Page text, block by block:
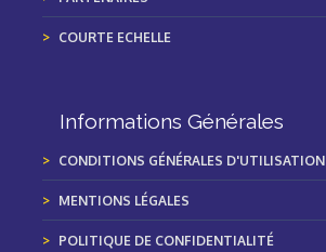
COURTE ECHELLE
Informations Générales
CONDITIONS GÉNÉRALES D'UTILISATION
MENTIONS LÉGALES
POLITIQUE DE CONFIDENTIALITÉ